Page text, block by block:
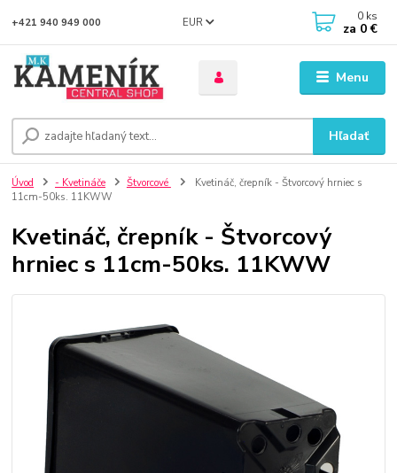
Menu
EUR
Hľadať
+421 940 949 000 0 ks
za 0 €
Úvod - Kvetináče Štvorcové
Kvetináč, črepník - Štvorcový hrniec s
11cm-50ks. 11KWW
Kvetináč, črepník - Štvorcový
hrniec s 11cm-50ks. 11KWW